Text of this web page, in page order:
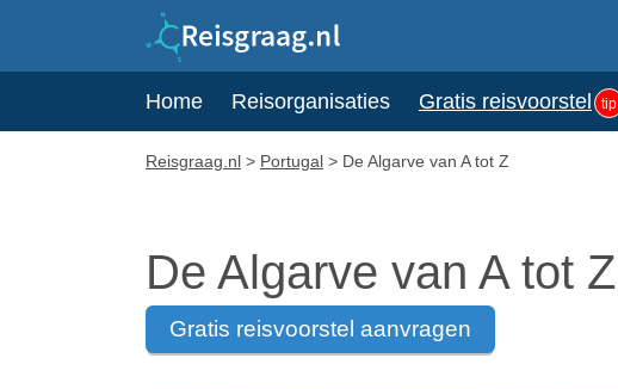
Home Reisorganisaties Gratis reisvoorstel tip
Reisgraag.nl > Portugal > De Algarve van A tot Z
De Algarve van A tot Z
gratis reisvoorstel aanvragen